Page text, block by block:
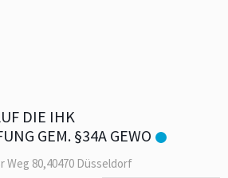
DIE IHK
GEM. §34A GEWO
Weg 80,40470 Düsseldorf